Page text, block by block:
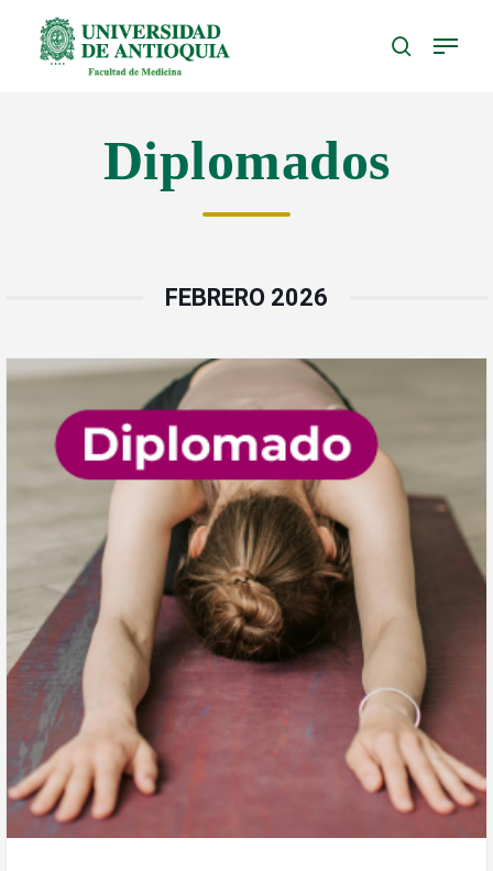
Diplomados
FEBRERO 2026